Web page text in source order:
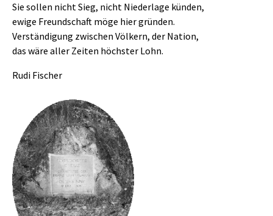
Sie sollen nicht Sieg, nicht Niederlage künden,
ewige Freundschaft möge hier gründen.
Verständigung zwischen Völkern, der Nation,
das wäre aller Zeiten höchster Lohn.
Rudi Fischer